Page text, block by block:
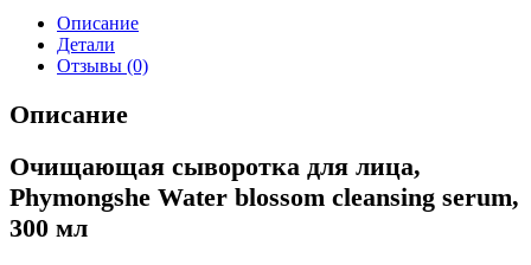
Описание
Детали
Отзывы (0)
Описание
Очищающая сыворотка для лица,
Phymongshe Water blossom cleansing serum,
300 мл